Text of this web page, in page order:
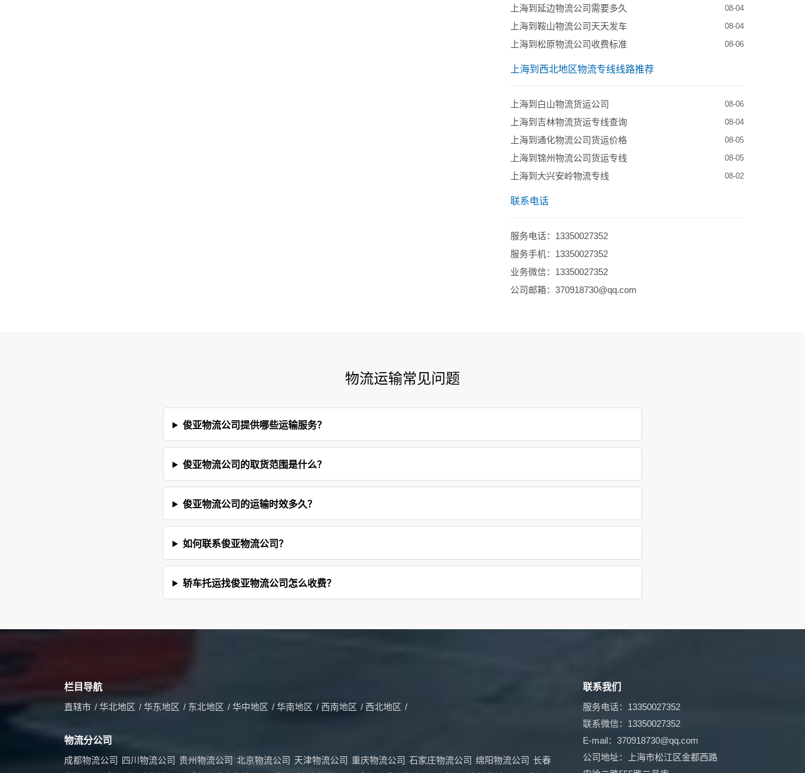
上海到延边物流公司需要多久 08-04
上海到鞍山物流公司天天发车 08-04
上海到松原物流公司收费标准 08-06
上海到西北地区物流专线线路推荐
上海到白山物流货运公司 08-06
上海到吉林物流货运专线查询 08-04
上海到通化物流公司货运价格 08-05
上海到锦州物流公司货运专线 08-05
上海到大兴安岭物流专线 08-02
联系电话
服务电话：13350027352
服务手机：13350027352
业务微信：13350027352
公司邮箱：370918730@qq.com
物流运输常见问题
俊亚物流公司提供哪些运输服务？
俊亚物流公司的取货范围是什么？
俊亚物流公司的运输时效多久？
如何联系俊亚物流公司？
轿车托运找俊亚物流公司怎么收费？
栏目导航
直辖市 / 华北地区 / 华东地区 / 东北地区 / 华中地区 / 华南地区 / 西南地区 / 西北地区 /
物流分公司
成都物流公司 四川物流公司 贵州物流公司 北京物流公司 天津物流公司 重庆物流公司 石家庄物流公司 绵阳物流公司 长春
联系我们
服务电话：13350027352
联系微信：13350027352
E-mail：370918730@qq.com
公司地址：上海市松江区金都西路